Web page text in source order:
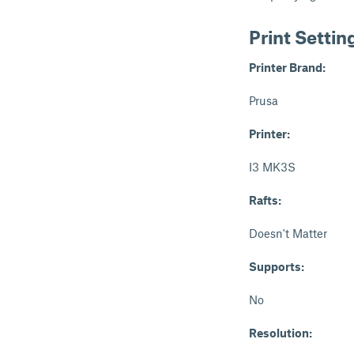
Print
Printer Brand:
Prusa
Printer:
I3 MK3S
Rafts:
Doesn't Matter
Supports:
No
Resolution: